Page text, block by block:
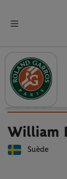
Retour à la liste des
WILLIAM
JOUEUR
William
Suède